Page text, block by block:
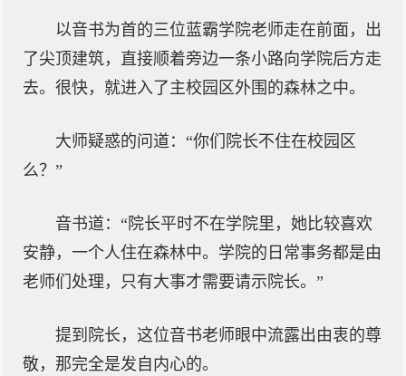
以音书为首的三位蓝霸学院老师走在前面，出
了尖顶建筑，直接顺着旁边一条小路向学院后方走
去。很快，就进入了主校园区外围的森林之中。
大师疑惑的问道：“你们院长不住在校园区
么？”
音书道：“院长平时不在学院里，她比较喜欢
安静，一个人住在森林中。学院的日常事务都是由
老师们处理，只有大事才需要请示院长。”
提到院长，这位音书老师眼中流露出由衷的尊
敬，那完全是发自内心的。